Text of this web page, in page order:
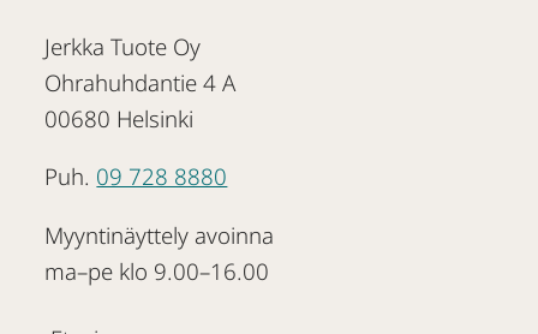
Jerkka Tuote Oy
Ohrahuhdantie 4 A
00680 Helsinki
Puh. 09 728 8880
Myyntinäyttely avoinna
ma–pe klo 9.00–16.00